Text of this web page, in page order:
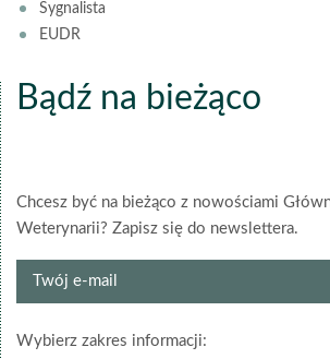
Sygnalista
EUDR
Bądź na bieżąco
Chcesz być na bieżąco z nowościami
Weterynarii? Zapisz się do newslettera.
Twój
Wybierz zakres informacji: